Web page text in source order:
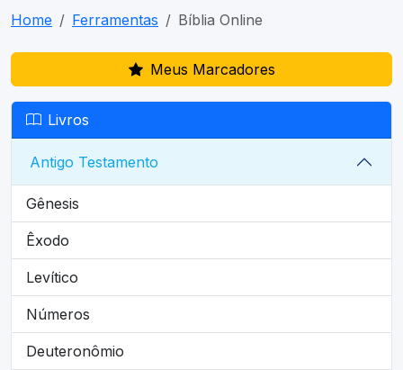
Home Ferramentas Bíblia Online
Meus Marcadores
Livros
Antigo Testamento
Gênesis
Êxodo
Levítico
Números
Deuteronômio